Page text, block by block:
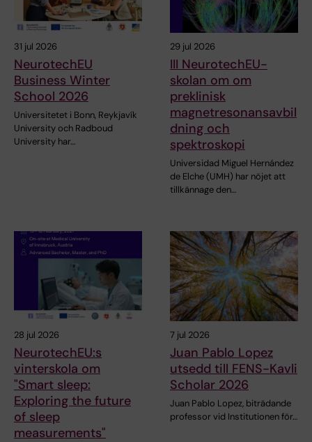
31 jul 2026
NeurotechEU
Business Winter
School 2026
Universitetet i Bonn, Reykjavík
University och Radboud
University har…
29 jul 2026
III NeurotechEU-
skolan om om
preklinisk
magnetresonansavbil
dning och
spektroskopi
Universidad Miguel Hernández
de Elche (UMH) har nöjet att
tillkännage den…
28 jul 2026
NeurotechEU:s
vinterskola om
"Smart sleep:
Exploring the future
of sleep
measurements"
7 jul 2026
Juan Pablo Lopez
utsedd till FENS-Kavli
Scholar 2026
Juan Pablo Lopez, biträdande
professor vid Institutionen för…